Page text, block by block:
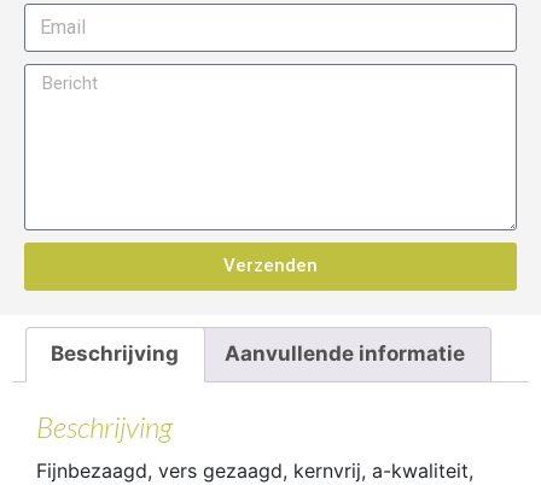
Verzenden
Beschrijving Aanvullende informatie
Beschrijving
Fijnbezaagd, vers gezaagd, kernvrij, a-kwaliteit,